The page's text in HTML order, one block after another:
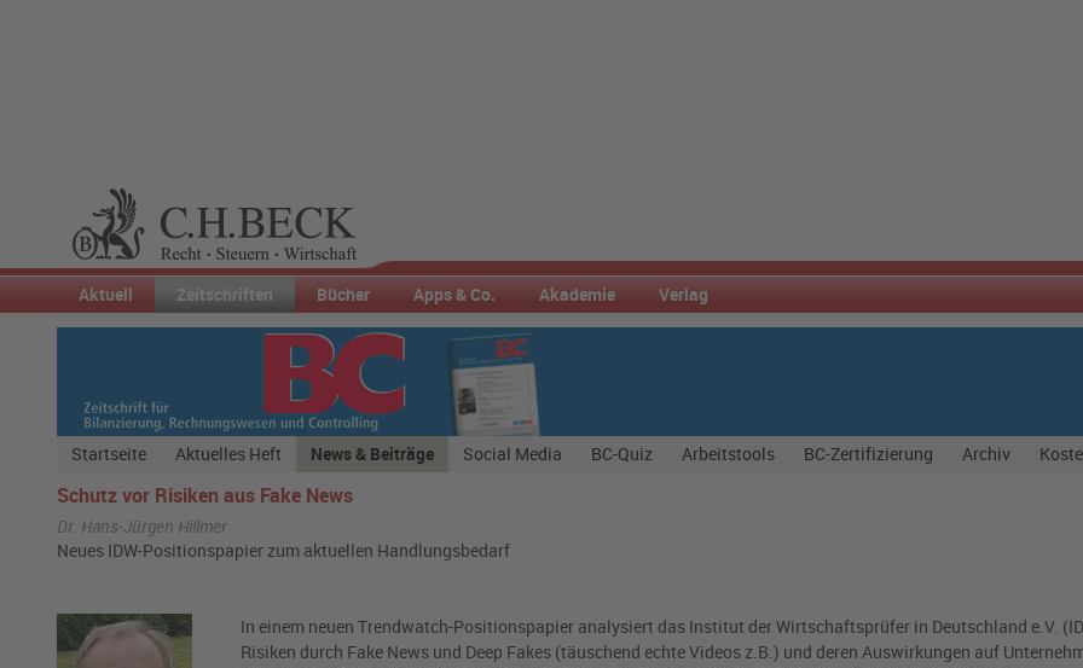
Aktuell Zeitschriften Bücher Apps & Co. Akademie Verlag
Startseite Aktuelles Heft News & Beiträge Social Media BC-Quiz Arbeitstools BC-Zertifizierung Archiv
Schutz vor Risiken aus Fake News
Dr. Hans-Jürgen Hillmer
Neues IDW-Positionspapier zum aktuellen Handlungsbedarf
In einem neuen Trendwatch-Positionspapier analysiert das Institut der Wirtschaftsprüfer in Deutschland e.V.
Risiken durch Fake News und Deep Fakes (täuschend echte Videos z.B.) und deren Auswirkungen auf